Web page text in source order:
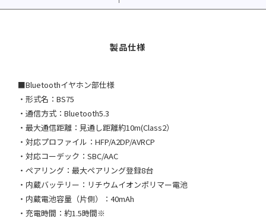
■Bluetoothイヤホン部仕様
・形式名：BS75
・通信方式：Bluetooth5.3
・最大通信距離：見通し距離約10m(Class2）
・対応プロファイル：HFP/A2DP/AVRCP
・対応コーデック：SBC/AAC
・ペアリング：最大ペアリング登録8台
・内蔵バッテリー：リチウムイオンポリマー電池
・内蔵電池容量（片側）：40mAh
・充電時間：約1.5時間※